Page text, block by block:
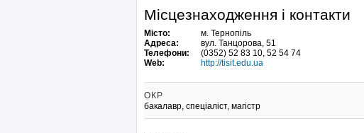
Місцезнаходження і контакти
Місто:
м. Тернопіль
Адреса:
вул. Танцорова, 51
Телефони:
(0352) 52 83 10, 52 54 74
Web:
http://tisit.edu.ua
ОКР
бакалавр, спеціаліст, магістр